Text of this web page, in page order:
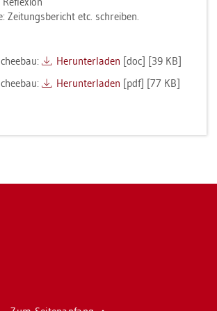
Zei­tungs­be­richt etc. schrei­ben.
Her­un­ter­la­den [doc] [39 KB]
Her­un­ter­la­den [pdf] [77 KB]